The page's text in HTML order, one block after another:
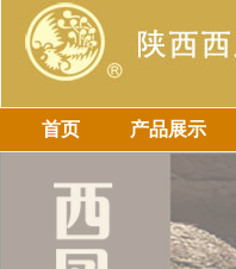
首页 产品展示